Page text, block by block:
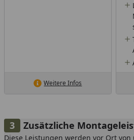
Weitere Infos
Zusätzliche
Diese Leistungen werden vor Ort von